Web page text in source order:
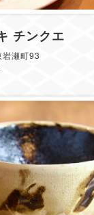
チンクエ
瀬町93